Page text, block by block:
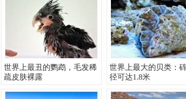
世界上最丑的鹦鹉，毛发稀
疏皮肤裸露
世界上最大的贝类：
径可达1.8米